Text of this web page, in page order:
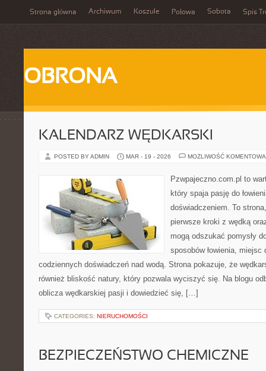
Strona główna Archiwum Koszule Połowa Sobota Spis
OBRONA
KALENDARZ WĘDKARSKI
POSTED BY ADMIN MAR - 19 - 2026 MOŻLIWOŚĆ
Pzwpajeczno.com.pl to
który spaja pasję do
doświadczeniem. To
pierwsze kroki z wędką
mogą odszukać pomysły
sposobów łowienia, miejsc
codziennych doświadczeń nad wodą. Strona pokazuje, że
również bliskość natury, który pozwala wyciszyć się. Na blogu
oblicza wędkarskiej pasji i dowiedzieć się, […]
CATEGORIES: NIERUCHOMOŚCI
BEZPIECZEŃSTWO CHEMICZNE